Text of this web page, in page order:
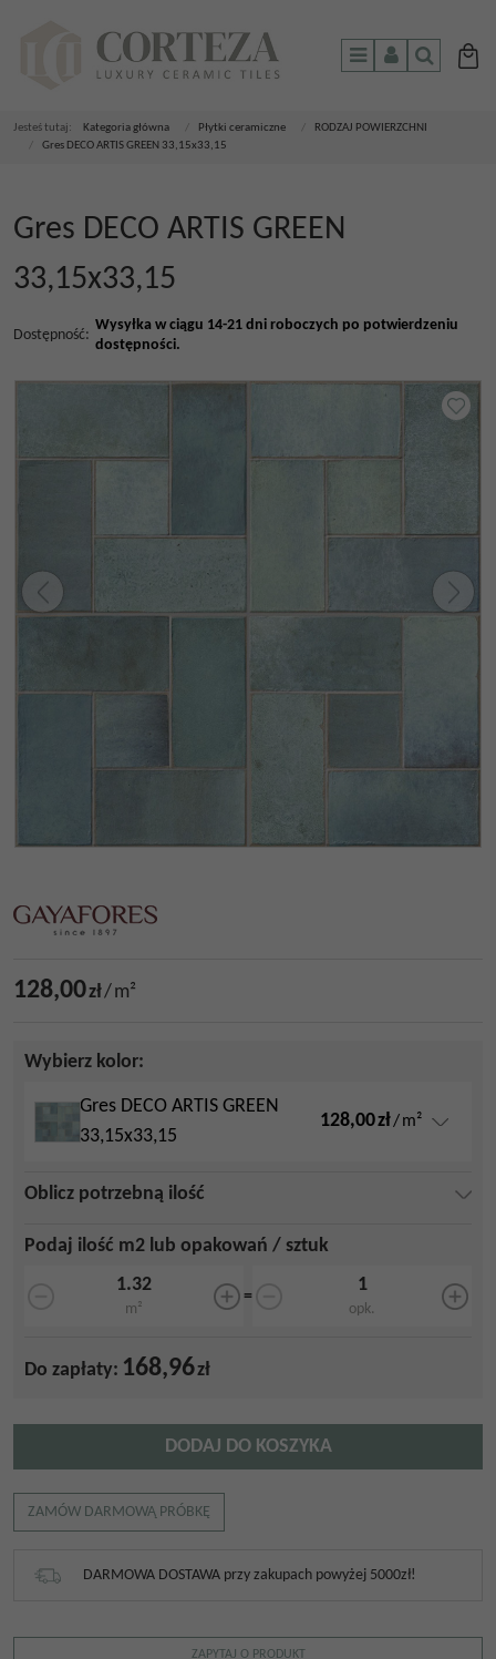
MenuPanelSzukaj
Jesteś tutaj: Kategoria główna Płytki ceramiczne
RODZAJ POWIERZCHNI
Gres DECO ARTIS GREEN 33,15x33,15
Gres DECO ARTIS GREEN
33,15x33,15
Dostępność:
Wysyłka w ciągu 14-21 dni roboczych po potwierdzeniu
dostępności.
128,00zł/m²
Wybierz kolor:
Gres DECO ARTIS GREEN
33,15x33,15
128,00zł/m²
Oblicz potrzebną ilość
Podaj ilość m2 lub opakowań / sztuk
m²
=
opk.
Do zapłaty: 168,96zł
DODAJ DO KOSZYKA
ZAMÓW DARMOWĄ PRÓBKĘ
DARMOWA DOSTAWA przy zakupach powyżej 5000zł!
ZAPYTAJ O PRODUKT